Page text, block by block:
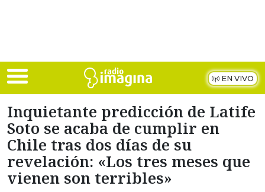
EN VIVO
Inquietante predicción de Latife
Soto se acaba de cumplir en
Chile tras dos días de su
revelación: «Los tres meses que
vienen son terribles»